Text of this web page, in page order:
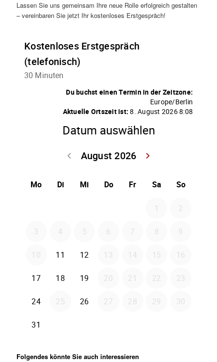
Lassen Sie uns gemeinsam Ihre neue Rolle erfolgreich gestalten
– vereinbaren Sie jetzt Ihr kostenloses Erstgespräch!
Folgendes könnte Sie auch interessieren